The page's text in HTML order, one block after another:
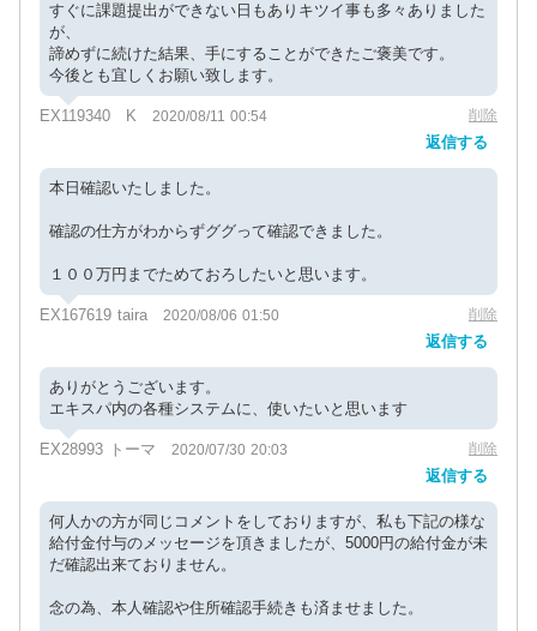
すぐに課題提出ができない日もありキツイ事も多々ありました
が、
諦めずに続けた結果、手にすることができたご褒美です。
今後とも宜しくお願い致します。
EX119340 K 2020/08/11 00:54 削除
返信する
本日確認いたしました。
確認の仕方がわからずググって確認できました。
１００万円までためておろしたいと思います。
EX167619 taira 2020/08/06 01:50 削除
返信する
ありがとうございます。
エキスパ内の各種システムに、使いたいと思います
EX28993 トーマ 2020/07/30 20:03 削除
返信する
何人かの方が同じコメントをしておりますが、私も下記の様な
給付金付与のメッセージを頂きましたが、5000円の給付金が未
だ確認出来ておりません。
念の為、本人確認や住所確認手続きも済ませました。